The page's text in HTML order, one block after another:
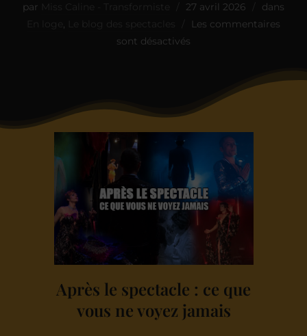
par 27 avril 2026
dans
,
Les commentaires
sont désactivés
Après le spectacle : ce que
vous ne voyez jamais